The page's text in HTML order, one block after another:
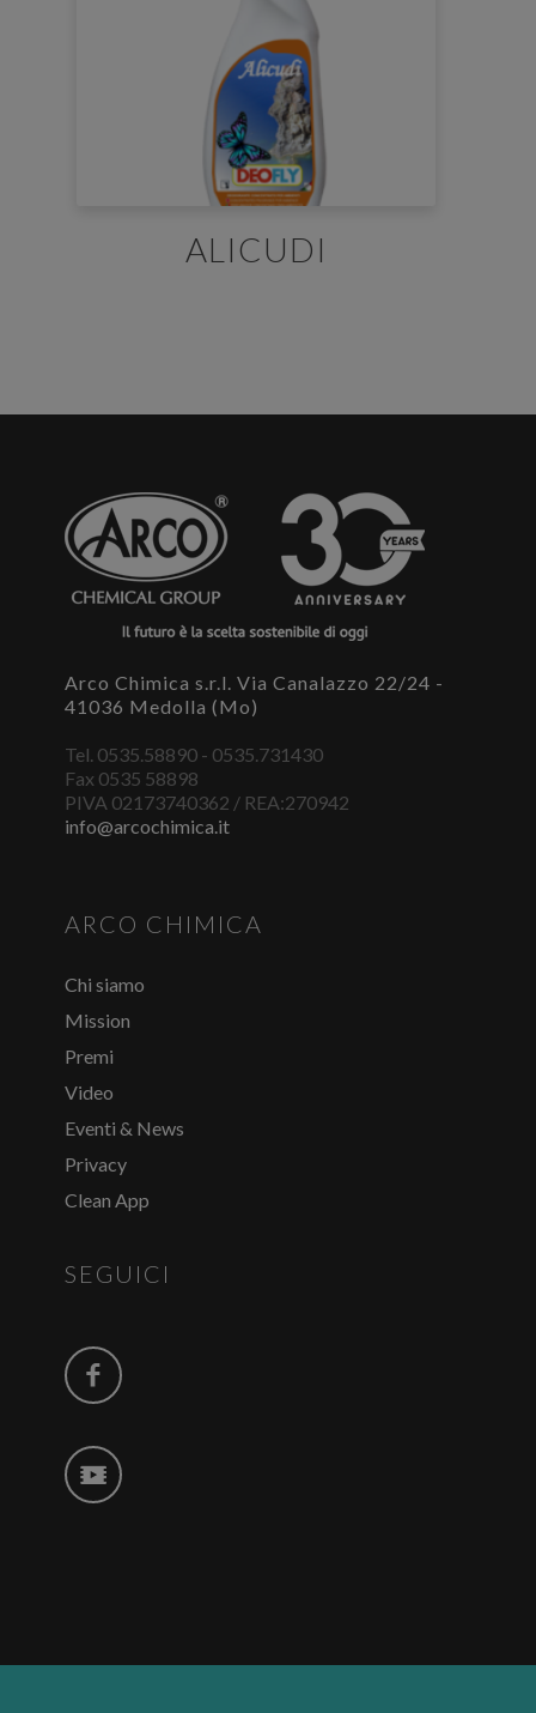
ALICUDI
Arco Chimica s.r.l. Via Canalazzo 22/24 -
41036 Medolla (Mo)
Tel. 0535.58890 - 0535.731430
Fax 0535 58898
PIVA 02173740362 / REA:270942
info@arcochimica.it
ARCO CHIMICA
Chi siamo
Mission
Premi
Video
Eventi & News
Privacy
Clean App
SEGUICI
Per scaricare le schede di sicurezza e le schede tecniche è
necessario accedere al portale. Se ancora non hai un
account puoi effettuare la registrazione del tuo profilo e
ottenere le credenziali di accesso.